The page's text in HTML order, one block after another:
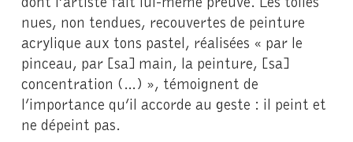
nues, non tendues, recouvertes de peinture
acrylique aux tons pastel, réalisées « par le
pinceau, par [sa] main, la peinture, [sa]
concentration (…) », témoignent de
l’importance qu’il accorde au geste : il peint et
ne dépeint pas.